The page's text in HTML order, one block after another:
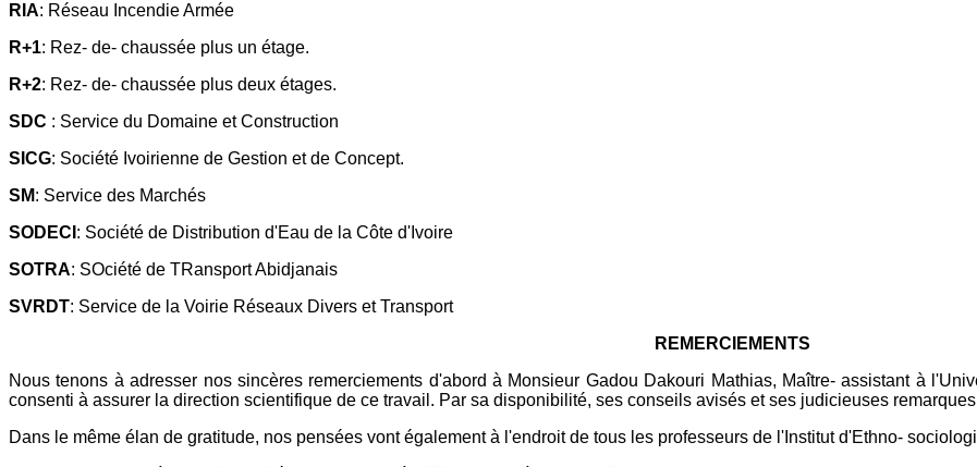
RIA: Réseau Incendie Armée
R+1: Rez- de- chaussée plus un étage.
R+2: Rez- de- chaussée plus deux étages.
SDC : Service du Domaine et Construction
SICG: Société Ivoirienne de Gestion et de Concept.
SM: Service des Marchés
SODECI : Société de Distribution d'Eau de la Côte d'Ivoire
SOTRA: SOciété de TRansport Abidjanais
SVRDT: Service de la Voirie Réseaux Divers et Transport
REMERCIEMENTS
Nous tenons à adresser nos sincères remerciements d'abord à Monsieur Gadou Dakouri Mathias, Maître- assistant à
consenti à assurer la direction scientifique de ce travail. Par sa disponibilité, ses conseils avisés et ses judicieuses
Dans le même élan de gratitude, nos pensées vont également à l'endroit de tous les professeurs de l'Institut d'Ethno-